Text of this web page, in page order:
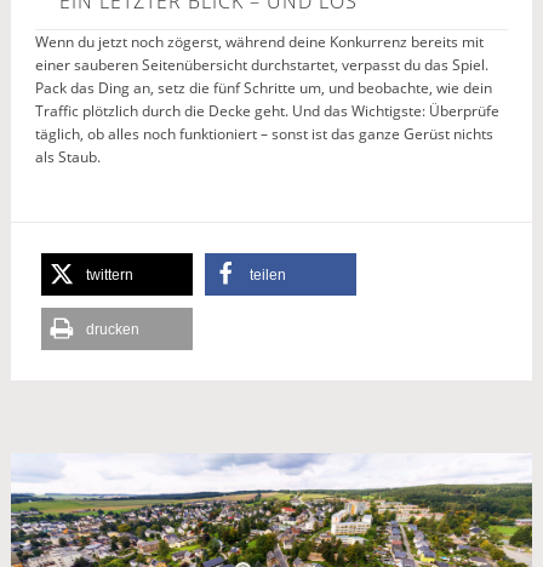
Wenn du jetzt noch zögerst, während deine Konkurrenz bereits mit
einer sauberen Seitenübersicht durchstartet, verpasst du das Spiel.
Pack das Ding an, setz die fünf Schritte um, und beobachte, wie dein
Traffic plötzlich durch die Decke geht. Und das Wichtigste: Überprüfe
täglich, ob alles noch funktioniert – sonst ist das ganze Gerüst nichts
als Staub.
twittern teilen
drucken